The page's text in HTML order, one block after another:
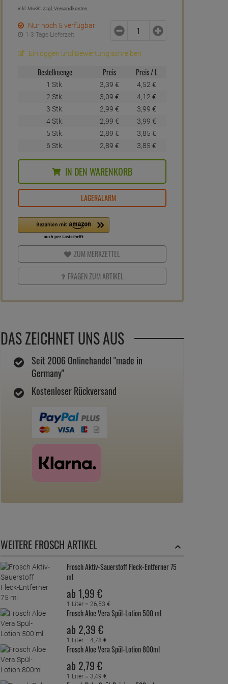
inkl. MwSt. zzgl. Versandkosten
Nur noch 5 verfügbar
1-3 Tage Lieferzeit
Einloggen und Bewertung schreiben
Bestellmenge Preis Preis / L
1 Stk. 3, 39 € 4, 52 €
2 Stk.
3, 09 € 4, 12 €
3 Stk.
2, 99 € 3, 99 €
4 Stk.
2, 99 € 3, 99 €
5 Stk.
2, 89 € 3, 85 €
6 Stk.
2, 89 € 3, 85 €
IN DEN WARENKORB
LAGERALARM
ZUM MERKZETTEL
FRAGEN ZUM ARTIKEL
DAS ZEICHNET UNS AUS
Seit 2006 Onlinehandel "made in
Germany"
Kostenloser Rückversand
WEITERE FROSCH ARTIKEL
Frosch Aktiv-Sauerstoff Fleck-Entferner 75
ml
ab 1,99 €
1 Liter = 26, 53 €
Frosch Aloe Vera Spül-Lotion 500 ml
ab 2,39 €
1 Liter = 4,78 €
Frosch Aloe Vera Spül-Lotion 800ml
ab 2,79 €
1 Liter = 3, 49 €